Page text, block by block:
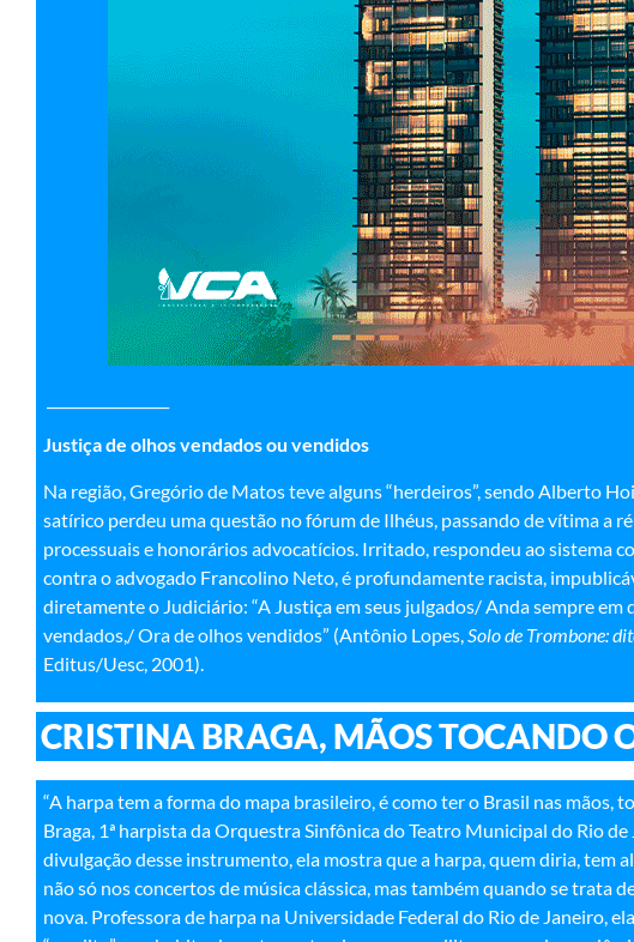
Justiça de olhos vendados ou vendidos
Na região, Gregório de Matos teve alguns “herdeiros”, sendo Alberto
satírico perdeu uma questão no fórum de Ilhéus, passando de vítima a
processuais e honorários advocatícios. Irritado, respondeu ao sistema
contra o advogado Francolino Neto, é profundamente racista,
diretamente o Judiciário: “A Justiça em seus julgados/ Anda sempre
vendados,/ Ora de olhos vendidos” (Antônio Lopes, Solo de Trombone:
Editus/Uesc, 2001).
CRISTINA BRAGA, MÃOS TOCANDO
“A harpa tem a forma do mapa brasileiro, é como ter o Brasil nas mãos,
Braga, 1ª harpista da Orquestra Sinfônica do Teatro Municipal do Rio
divulgação desse instrumento, ela mostra que a harpa, quem diria, tem
não só nos concertos de música clássica, mas também quando se trata
nova. Professora de harpa na Universidade Federal do Rio de Janeiro,